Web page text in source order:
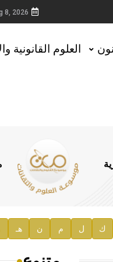
8, 2026
العلوم القانونية
ك ل م ن هـ